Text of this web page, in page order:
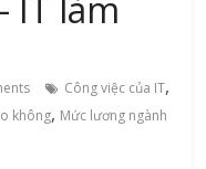
IT làm
Công việc của IT,
không, Mức lương ngành